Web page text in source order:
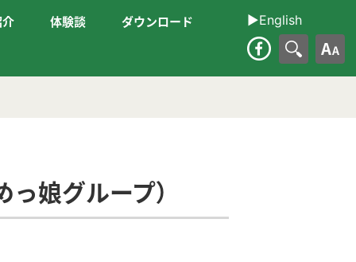
体験談 ダウンロード ▶︎English
娘グループ）